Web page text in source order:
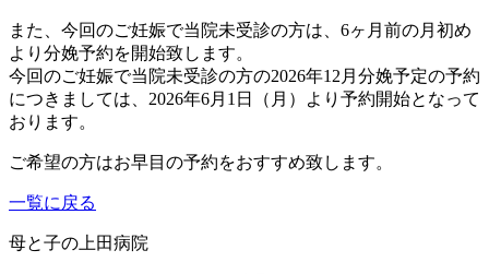
また、今回のご妊娠で当院未受診の方は、6ヶ月前の月初め
より分娩予約を開始致します。
今回のご妊娠で当院未受診の方の2026年12月分娩予定の予約
につきましては、2026年6月1日（月）より予約開始となって
おります。
ご希望の方はお早目の予約をおすすめ致します。
一覧に戻る
母と子の上田病院